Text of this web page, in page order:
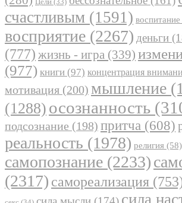
счастливым (1591) воспитание
восприятие (2267) деньги
(777) жизнь - игра (339)
(977) книги (97) концентрация
мотивация (200) мышление
(1288) осознанность
подсознание (198) притча (608)
реальность (1978) религия (58)
самопознание (2233)
(2317) самореализация
сила